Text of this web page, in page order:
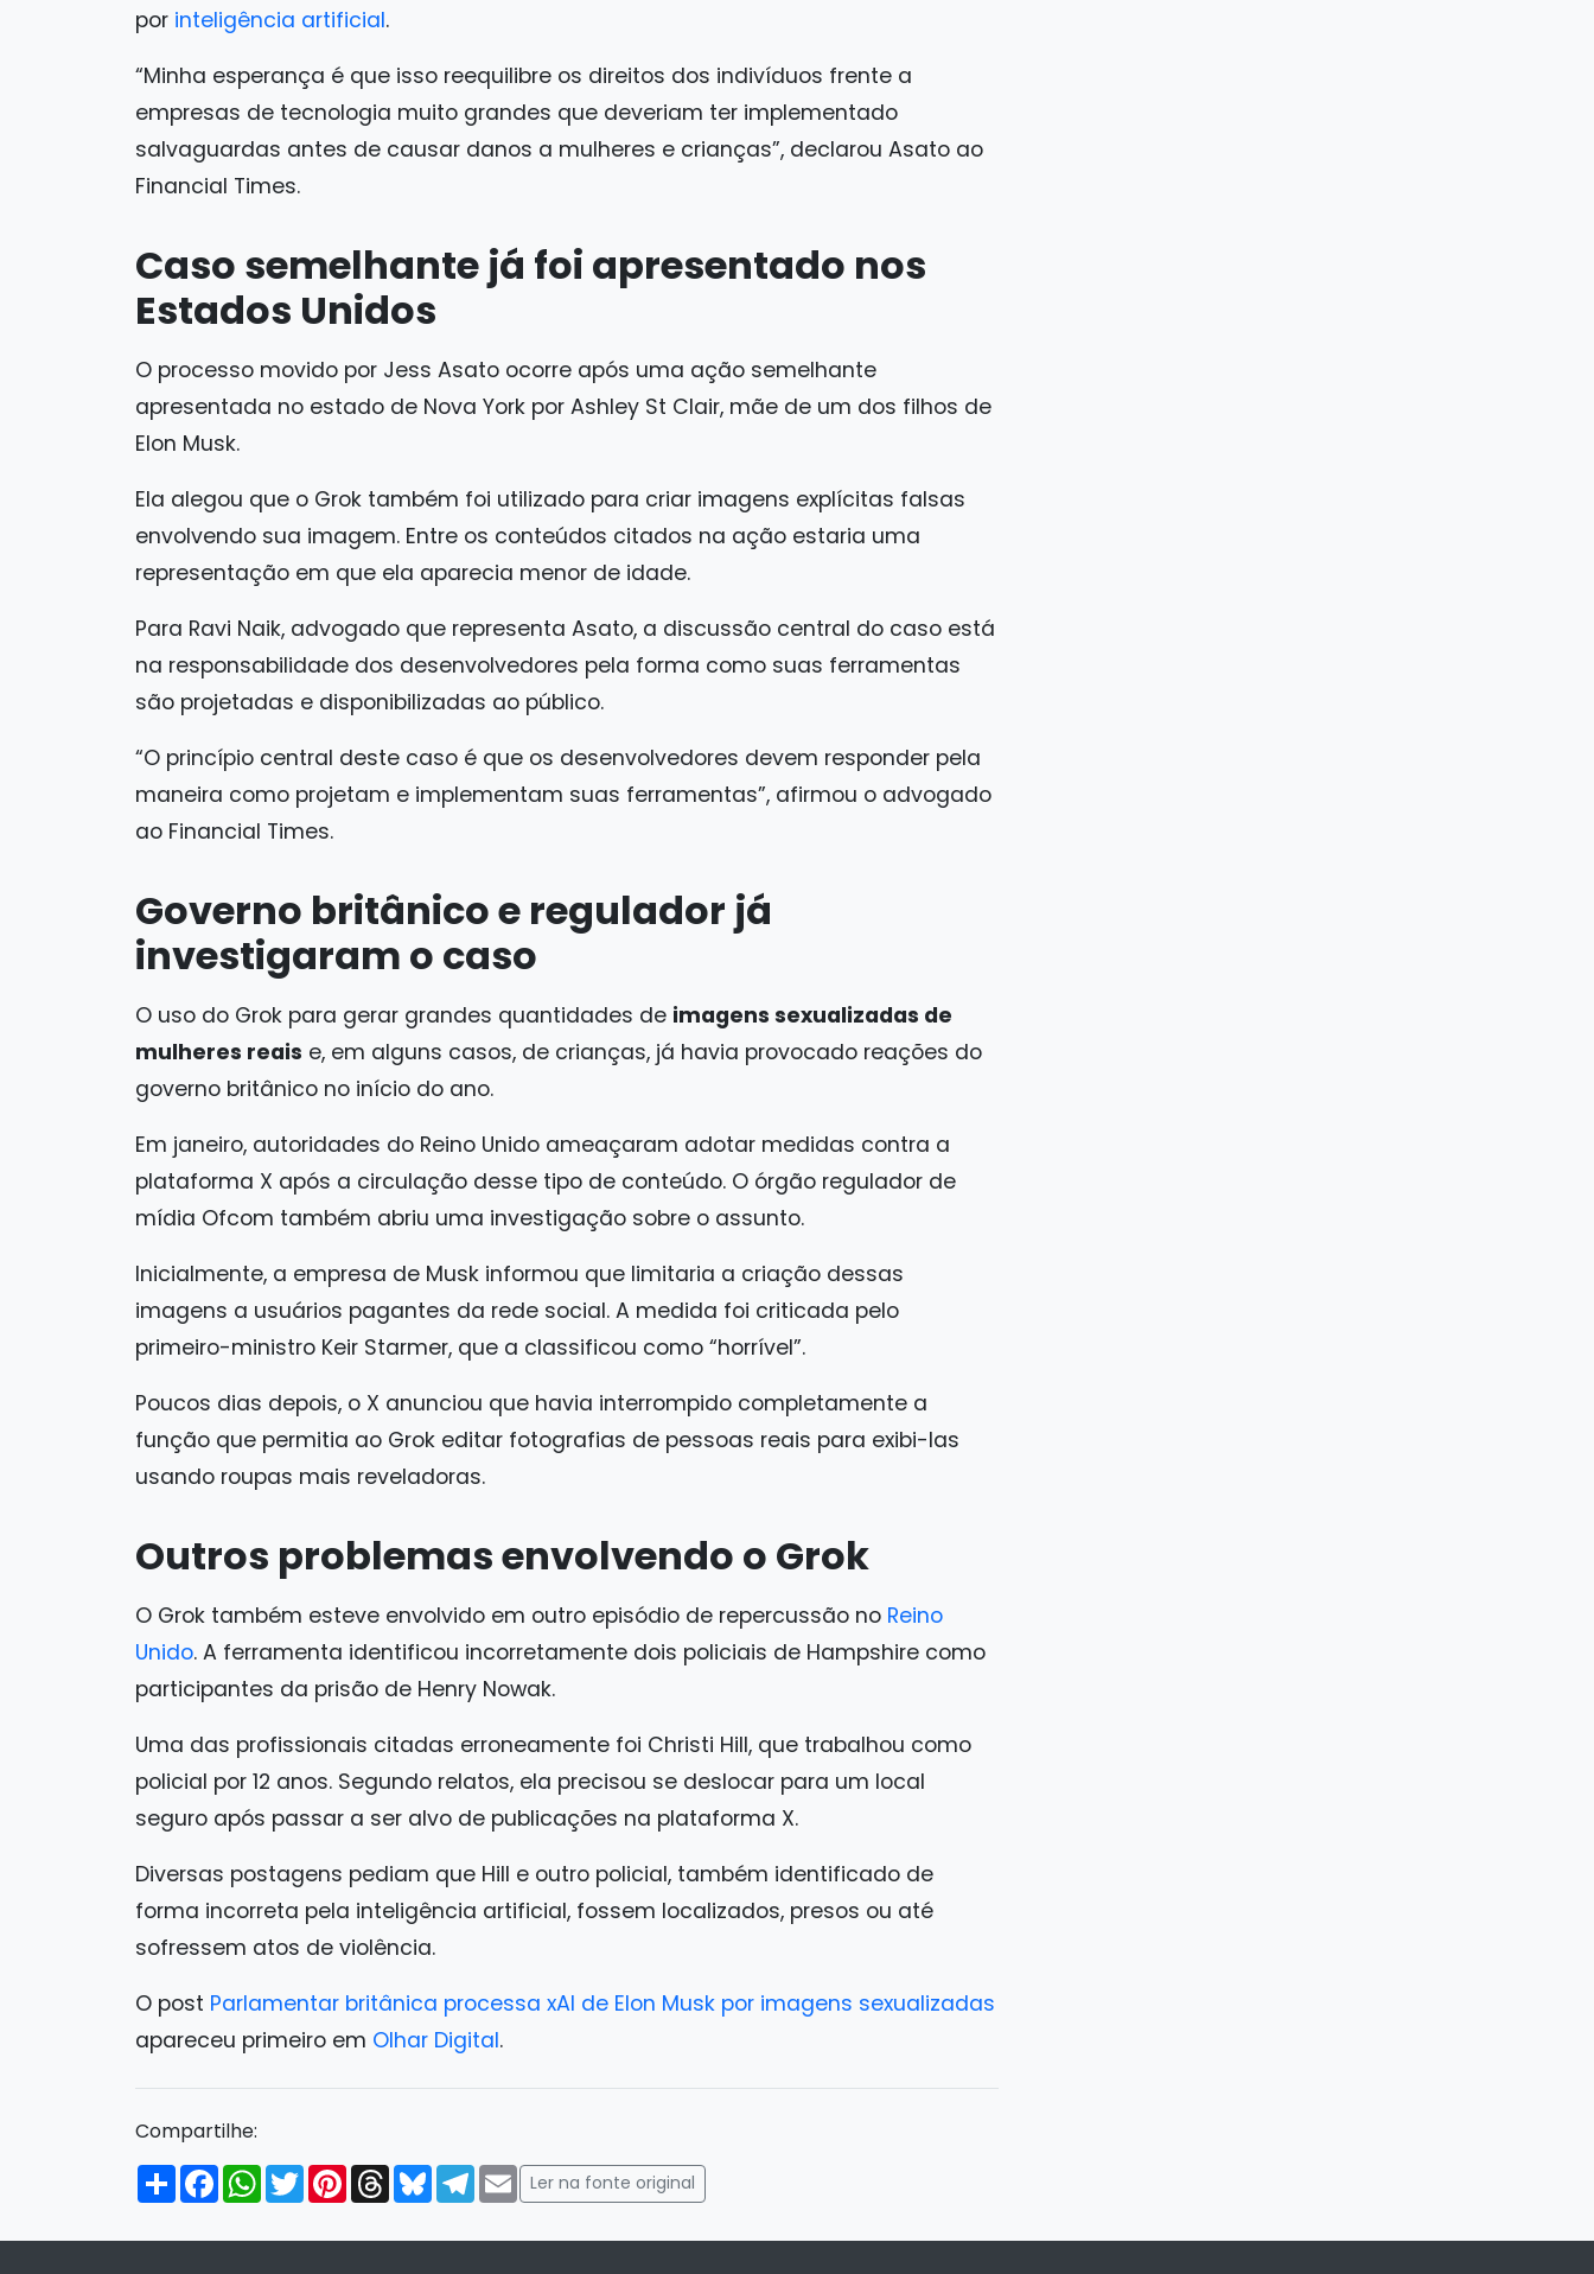
por inteligência artificial.
“Minha esperança é que isso reequilibre os direitos dos indivíduos frente a
empresas de tecnologia muito grandes que deveriam ter implementado
salvaguardas antes de causar danos a mulheres e crianças”, declarou Asato ao
Financial Times.
Caso semelhante já foi apresentado nos
Estados Unidos
O processo movido por Jess Asato ocorre após uma ação semelhante
apresentada no estado de Nova York por Ashley St Clair, mãe de um dos filhos de
Elon Musk.
Ela alegou que o Grok também foi utilizado para criar imagens explícitas falsas
envolvendo sua imagem. Entre os conteúdos citados na ação estaria uma
representação em que ela aparecia menor de idade.
Para Ravi Naik, advogado que representa Asato, a discussão central do caso está
na responsabilidade dos desenvolvedores pela forma como suas ferramentas
são projetadas e disponibilizadas ao público.
“O princípio central deste caso é que os desenvolvedores devem responder pela
maneira como projetam e implementam suas ferramentas”, afirmou o advogado
ao Financial Times.
Governo britânico e regulador já
investigaram o caso
O uso do Grok para gerar grandes quantidades de imagens sexualizadas de
mulheres reais e, em alguns casos, de crianças, já havia provocado reações do
governo britânico no início do ano.
Em janeiro, autoridades do Reino Unido ameaçaram adotar medidas contra a
plataforma X após a circulação desse tipo de conteúdo. O órgão regulador de
mídia Ofcom também abriu uma investigação sobre o assunto.
Inicialmente, a empresa de Musk informou que limitaria a criação dessas
imagens a usuários pagantes da rede social. A medida foi criticada pelo
primeiro-ministro Keir Starmer, que a classificou como “horrível”.
Poucos dias depois, o X anunciou que havia interrompido completamente a
função que permitia ao Grok editar fotografias de pessoas reais para exibi-las
usando roupas mais reveladoras.
Outros problemas envolvendo o Grok
O Grok também esteve envolvido em outro episódio de repercussão no Reino
Unido. A ferramenta identificou incorretamente dois policiais de Hampshire como
participantes da prisão de Henry Nowak.
Uma das profissionais citadas erroneamente foi Christi Hill, que trabalhou como
policial por 12 anos. Segundo relatos, ela precisou se deslocar para um local
seguro após passar a ser alvo de publicações na plataforma X.
Diversas postagens pediam que Hill e outro policial, também identificado de
forma incorreta pela inteligência artificial, fossem localizados, presos ou até
sofressem atos de violência.
O post Parlamentar britânica processa xAI de Elon Musk por imagens sexualizadas
apareceu primeiro em Olhar Digital.
Compartilhe:
Compartilhar
FacebookWhatsApp
TwitterPinterestThreadsBlueskyTelegram
Email
Ler na fonte original